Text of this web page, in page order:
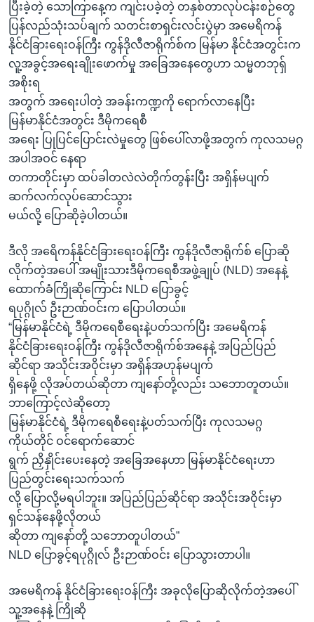
ပြီးခဲ့တဲ့ သောကြာနေ့က ကျင်းပခဲ့တဲ့ တနှစ်တာလုပ်ငန်းစဉ်တွေ
ပြန်လည်သုံးသပ်ချက် သတင်းစာရှင်းလင်းပွဲမှာ အမေရိကန်
နိုင်ငံခြားရေးဝန်ကြီး ကွန်ဒိုလီဇာရိုက်စ်က မြန်မာ နိုင်ငံအတွင်းက
လူ့အခွင့်အရေးချိုးဖောက်မှု အခြေအနေတွေဟာ သမ္မတဘုရှ်
အစိုးရ
အတွက် အရေးပါတဲ့ အခန်းကဏ္ဍကို ရောက်လာနေပြီး
မြန်မာနိုင်ငံအတွင်း ဒီမိုကရေစီ
အရေး ပြုပြင်ပြောင်းလဲမှုတွေ ဖြစ်ပေါ်လာဖို့အတွက် ကုလသမဂ္ဂ
အပါအဝင် နေရာ
တကာတိုင်းမှာ ထပ်ခါတလဲလဲတိုက်တွန်းပြီး အရှိန်မပျက်
ဆက်လက်လုပ်ဆောင်သွား
မယ်လို့ ပြောဆိုခဲ့ပါတယ်။
ဒီလို အရေိကန်နိုင်ငံခြားရေးဝန်ကြီး ကွန်ဒိုလီဇာရိုက်စ် ပြောဆို
လိုက်တဲ့အပေါ် အမျိုးသားဒီမိုကရေစီအဖွဲ့ချုပ် (NLD) အနေနဲ့
ထောက်ခံကြိုဆိုကြောင်း NLD ပြောခွင့်
ရပုဂ္ဂိုလ် ဦးဉာဏ်ဝင်းက ပြောပါတယ်။
“မြန်မာနိုင်ငံရဲ့ ဒီမိုကရေစီရေးနဲ့ပတ်သက်ပြီး အမေရိကန်
နိုင်ငံခြားရေးဝန်ကြီး ကွန်ဒိုလီဇာရိုက်စ်အနေနဲ့ အပြည်ပြည်
ဆိုင်ရာ အသိုင်းအဝိုင်းမှာ အရှိန်အဟုန်မပျက်
ရှိနေဖို့ လိုအပ်တယ်ဆိုတာ ကျနော်တို့လည်း သဘောတူတယ်။
ဘာကြောင့်လဲဆိုတော့
မြန်မာနိုင်ငံရဲ့ ဒီမိုကရေစီရေးနဲ့ပတ်သက်ပြီး ကုလသမဂ္ဂ
ကိုယ်တိုင် ဝင်ရောက်ဆောင်
ရွက် ညှိနှိုင်းပေးနေတဲ့ အခြေအနေဟာ မြန်မာနိုင်ငံရေးဟာ
ပြည်တွင်းရေးသက်သက်
လို့ ပြောလို့မရပါဘူး။ အပြည်ပြည်ဆိုင်ရာ အသိုင်းအဝိုင်းမှာ
ရှင်သန်နေဖို့လိုတယ်
ဆိုတာ ကျနော်တို့ သဘောတူပါတယ်”
NLD ပြောခွင့်ရပုဂ္ဂိုလ် ဦးဉာဏ်ဝင်း ပြောသွားတာပါ။
အမေရိကန် နိုင်ငံခြားရေးဝန်ကြီး အခုလိုပြောဆိုလိုက်တဲ့အပေါ်
သူ့အနေနဲ့ ကြိုဆို